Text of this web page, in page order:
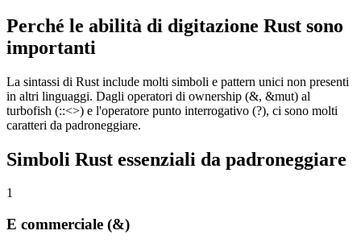
Perché le abilità di digitazione Rust sono
importanti
La sintassi di Rust include molti simboli e pattern unici non presenti
in altri linguaggi. Dagli operatori di ownership (&, &mut) al
turbofish (::<>) e l'operatore punto interrogativo (?), ci sono molti
caratteri da padroneggiare.
Simboli Rust essenziali da padroneggiare
1
E commerciale (&)